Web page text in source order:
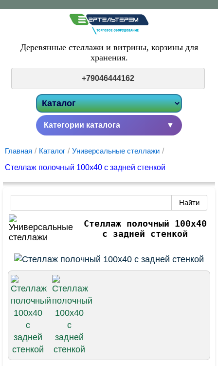
Деревянные стеллажи и витрины, корзины для
хранения.
+79046444162
Категории каталога ▼
Главная / Каталог / Универсальные стеллажи /
Стеллаж полочный 100х40 с задней стенкой
Стеллаж полочный 100х40
с задней стенкой